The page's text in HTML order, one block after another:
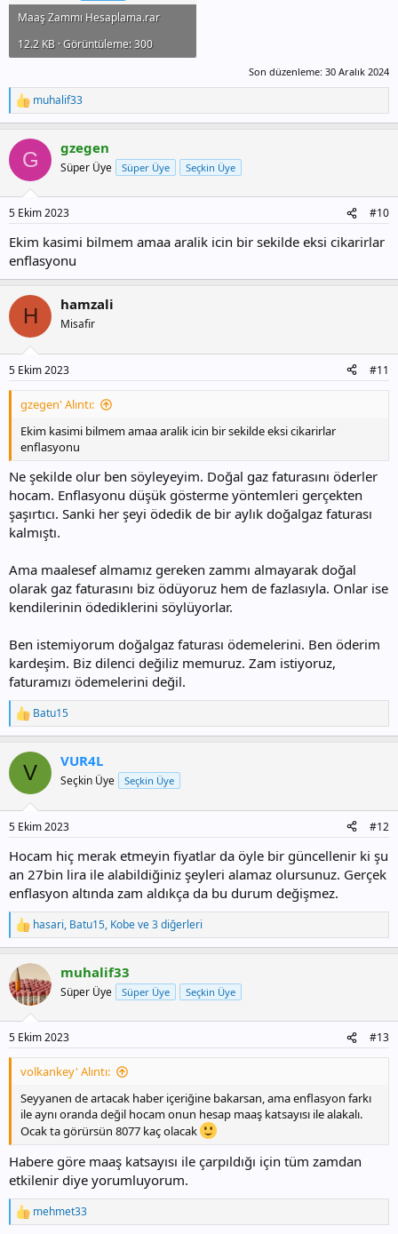
Maaş Zammı Hesaplama.rar
12.2 KB · Görüntüleme: 300
Son düzenleme: 30 Aralık 2024
T
e
k
l
r
:
muhalif33
G gzegen
Süper Üye Süper Üye Seçkin Üye
5 Ekim 2023 #10
Ekim kasimi bilmem amaa aralik icin bir sekilde eksi cikarirlar
enflasyonu
H hamzali
Misafir
5 Ekim 2023 #11
gzegen' Alıntı:
Ekim kasimi bilmem amaa aralik icin bir sekilde eksi cikarirlar
enflasyonu
Ne şekilde olur ben söyleyeyim. Doğal gaz faturasını öderler
hocam. Enflasyonu düşük gösterme yöntemleri gerçekten
şaşırtıcı. Sanki her şeyi ödedik de bir aylık doğalgaz faturası
kalmıştı.
Ama maalesef almamız gereken zammı almayarak doğal
olarak gaz faturasını biz ödüyoruz hem de fazlasıyla. Onlar ise
kendilerinin ödediklerini söylüyorlar.
Ben istemiyorum doğalgaz faturası ödemelerini. Ben öderim
kardeşim. Biz dilenci değiliz memuruz. Zam istiyoruz,
faturamızı ödemelerini değil.
T
e
k
l
Batu15
V VUR4L
Seçkin Üye Seçkin Üye
5 Ekim 2023 #12
Hocam hiç merak etmeyin fiyatlar da öyle bir güncellenir ki şu
an 27bin lira ile alabildiğiniz şeyleri alamaz olursunuz. Gerçek
enflasyon altında zam aldıkça da bu durum değişmez.
T
e
k
i
l
r
:
hasari, Batu15, Kobeve 3 diğerleri
muhalif33
Süper Üye Süper Üye Seçkin Üye
5 Ekim 2023 #13
volkankey' Alıntı:
Seyyanen de artacak haber içeriğine bakarsan, ama enflasyon farkı
ile aynı oranda değil hocam onun hesap maaş katsayısı ile alakalı.
Ocak ta görürsün 8077 kaç olacak
Habere göre maaş katsayısı ile çarpıldığı için tüm zamdan
etkilenir diye yorumluyorum.
T
mehmet33